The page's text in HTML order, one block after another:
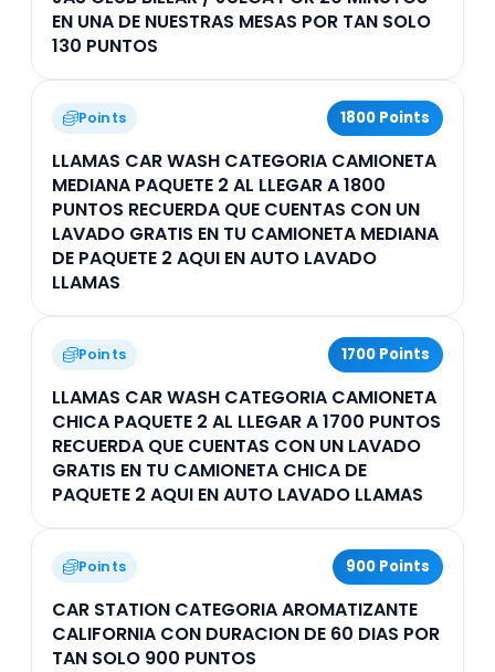
EN UNA DE NUESTRAS MESAS POR TAN SOLO
130 PUNTOS
Points 1800 Points
LLAMAS CAR WASH CATEGORIA CAMIONETA
MEDIANA PAQUETE 2 AL LLEGAR A 1800
PUNTOS RECUERDA QUE CUENTAS CON UN
LAVADO GRATIS EN TU CAMIONETA MEDIANA
DE PAQUETE 2 AQUI EN AUTO LAVADO
LLAMAS
Points 1700 Points
LLAMAS CAR WASH CATEGORIA CAMIONETA
CHICA PAQUETE 2 AL LLEGAR A 1700 PUNTOS
RECUERDA QUE CUENTAS CON UN LAVADO
GRATIS EN TU CAMIONETA CHICA DE
PAQUETE 2 AQUI EN AUTO LAVADO LLAMAS
Points 900 Points
CAR STATION CATEGORIA AROMATIZANTE
CALIFORNIA CON DURACION DE 60 DIAS POR
TAN SOLO 900 PUNTOS